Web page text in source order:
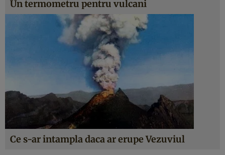
Un termometru pentru vulcani
Ce s-ar intampla daca ar erupe Vezuviul